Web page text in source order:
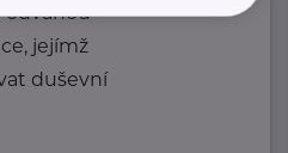
odvahou
jejímž
duševní